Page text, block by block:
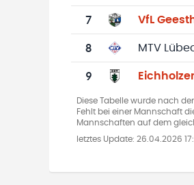
7 VfL
8 MTV
9
Diese Tabelle wurde nach
Fehlt bei einer Mannschaft
Mannschaften auf dem
letztes Update: 26.04.2026